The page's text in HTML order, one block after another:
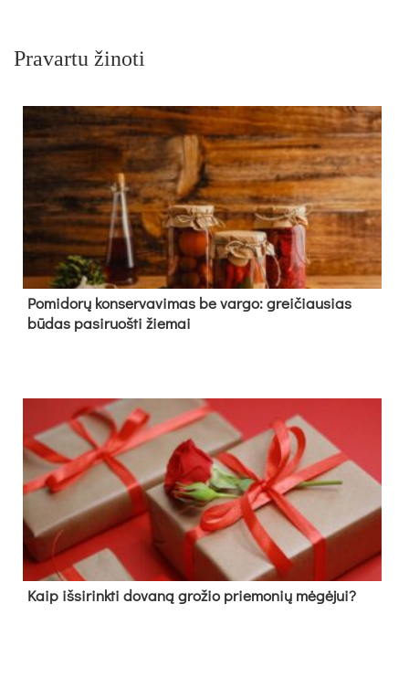
Pravartu žinoti
Pomidorų konservavimas be vargo: greičiausias
būdas pasiruošti žiemai
Kaip išsirinkti dovaną grožio priemonių mėgėjui?